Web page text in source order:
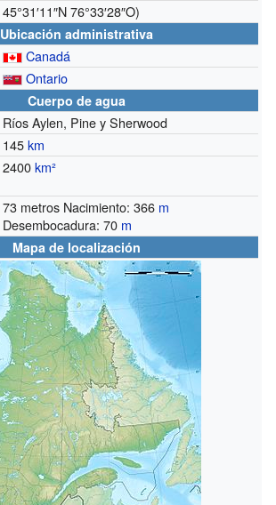
45°31′11″N76°33′28″O)
Ubicación administrativa
Canadá
Ontario
Cuerpo de agua
Ríos Aylen, Pine y Sherwood
145km
2400km²
73 metros Nacimiento: 366 m
Desembocadura: 70 m
Mapa de localización